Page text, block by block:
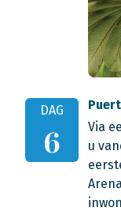
DAG
6
Via
u